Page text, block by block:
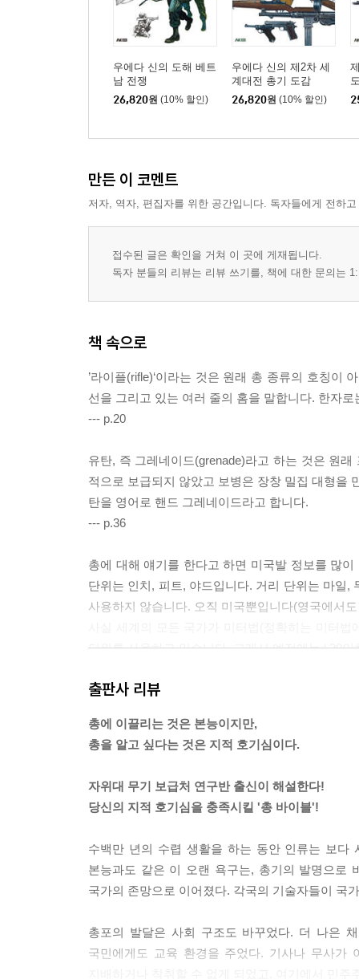
3-05 무연화약·
3-06 실탄이란 무엇인가?
3-07 뇌관 이야기
3-08 약협의 재질
3-09 약협의 모양 1
3-13 탄환의 재질
3-14 탄환의 구조 1
3-15 탄환의 구조 2
3-16 탄환의 구조 3
3-17 공포탄과 모의탄
3-20 탄약의 재생·
3-21 발사약의 선택
3-22 탄약의 안전성·
3-23 총탄에도 사용기한이 있을까?
3-24 약협의 각인
COLUMN-03 유럽식 구경 표기
4장 권총과 기관단총
4-02 1발을 쏠 때마다 손가락으로 격철을 당긴다
4-03 자동권총·
4-04 더블 액션 자동권총
4-06 권총은 얼마나 잘 맞을까?
4-08 기관단총의 격발방식
4-10 해머식과 스트라이커식·
COLUMN-04 권총 및 기관단총도 경량 고속탄의
제5장 라이플
5-02 자동소총
5-03 레버 액션
5-04 강선의 가공법
5-06 명중률이 높은 총신의 조건
5-07 연소 가스를 이용해서 작동시키다
우에다 신의 도해 베트
남 전쟁
26,820원 (10% 할인)
우에다 신의 제2차 세
계대전 총기 도감
26,820원 (10% 할인)
만든 이 코멘트
저자, 역자, 편집자를 위한 공간입니다. 독자들에게 전하
접수된 글은 확인을 거쳐 이 곳에 게재됩니다.
독자 분들의 리뷰는 리뷰 쓰기를, 책에 대한 문의는
책 속으로
’라이플(rifle)‘이라는 것은 원래 총 종류의 호칭이
선을 그리고 있는 여러 줄의 홈을 말합니다. 한자
--- p.20
유탄, 즉 그레네이드(grenade)라고 하는 것은 원
적으로 보급되지 않았고 보병은 장창 밀집 대형을
탄을 영어로 핸드 그레네이드라고 합니다.
--- p.36
총에 대해 얘기를 한다고 하면 미국발 정보를 많
단위는 인치, 피트, 야드입니다. 거리 단위는 마일
사용하지 않습니다. 오직 미국뿐입니다(영국에서
단위를 사용하고 있습니다. 그래서 예전에는 ‘.30
--- p.50
출판사 리뷰
총에 이끌리는 것은 본능이지만,
총을 알고 싶다는 것은 지적 호기심이다.
자위대 무기 보급처 연구반 출신이 해설한다!
당신의 지적 호기심을 충족시킬 '총 바이블'!
수백만 년의 수렵 생활을 하는 동안 인류는 보다
본능과도 같은 이 오랜 욕구는, 총기의 발명으로
국가의 존망으로 이어졌다. 각국의 기술자들이 국
총포의 발달은 사회 구조도 바꾸었다. 더 나은
국민에게도 교육 환경을 주었다. 기사나 무사가